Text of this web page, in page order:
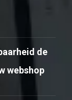
de
webshop